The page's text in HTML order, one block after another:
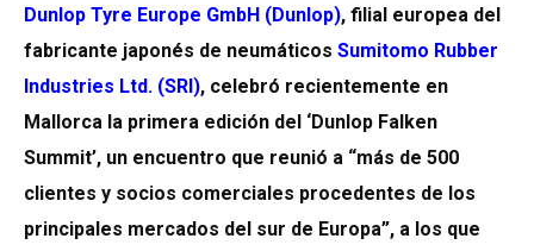
Dunlop Tyre Europe GmbH (Dunlop), filial europea del
fabricante japonés de neumáticos Sumitomo Rubber
Industries Ltd. (SRI), celebró recientemente en
Mallorca la primera edición del ‘Dunlop Falken
Summit’, un encuentro que reunió a “más de 500
clientes y socios comerciales procedentes de los
principales mercados del sur de Europa”, a los que